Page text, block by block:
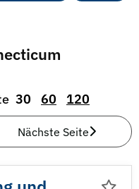
30 60 120
Nächste Seite